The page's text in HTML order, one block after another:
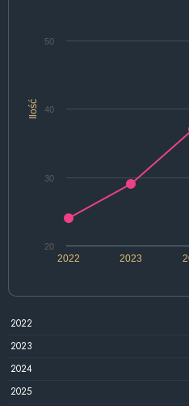
Ilość
2022 2023
20
30
40
50
2022
2023
2024
2025